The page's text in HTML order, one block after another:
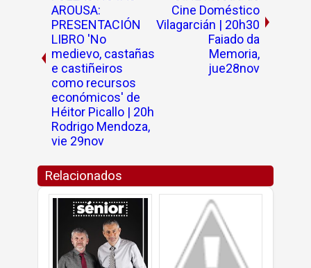
AROUSA:
PRESENTACIÓN
LIBRO 'No
medievo, castañas
e castiñeiros
como recursos
económicos' de
Héitor Picallo | 20h
Rodrigo Mendoza,
vie 29nov
Cine Doméstico
Vilagarcián | 20h30
Faiado da
Memoria,
jue28nov
Relacionados